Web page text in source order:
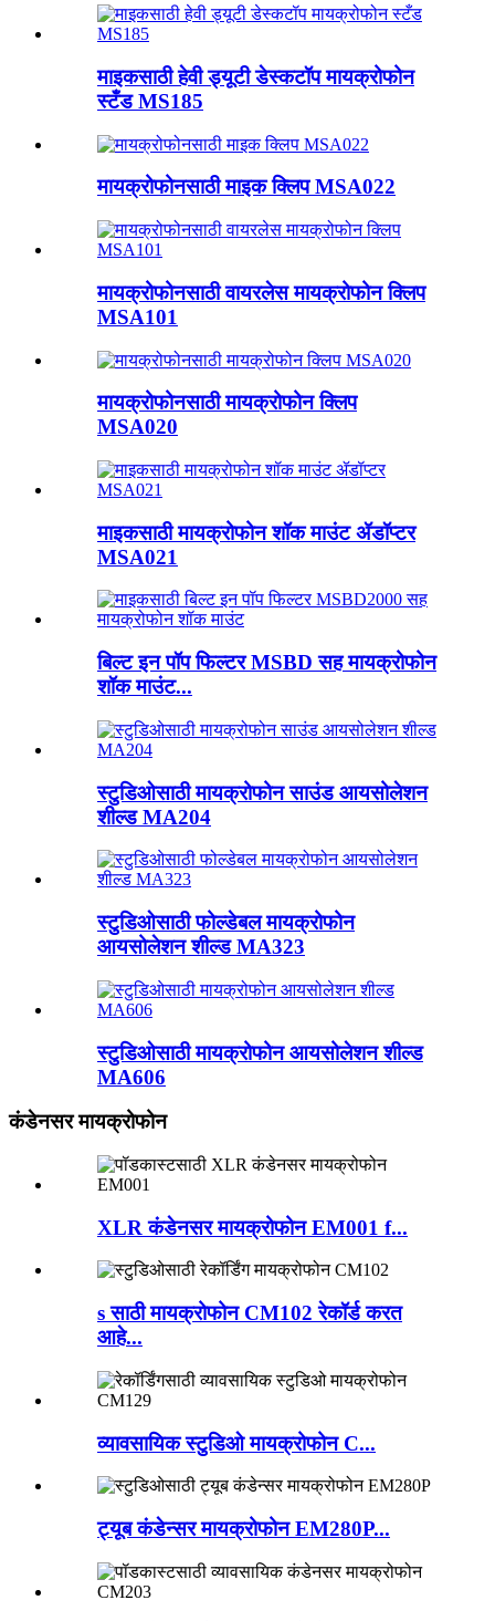
माइकसाठी हेवी ड्यूटी डेस्कटॉप मायक्रोफोन
स्टँड MS185
मायक्रोफोनसाठी माइक क्लिप MSA022
मायक्रोफोनसाठी वायरलेस मायक्रोफोन क्लिप
MSA101
मायक्रोफोनसाठी मायक्रोफोन क्लिप
MSA020
माइकसाठी मायक्रोफोन शॉक माउंट ॲडॉप्टर
MSA021
बिल्ट इन पॉप फिल्टर MSBD सह मायक्रोफोन
शॉक माउंट...
स्टुडिओसाठी मायक्रोफोन साउंड आयसोलेशन
शील्ड MA204
स्टुडिओसाठी फोल्डेबल मायक्रोफोन
आयसोलेशन शील्ड MA323
स्टुडिओसाठी मायक्रोफोन आयसोलेशन शील्ड
MA606
कंडेनसर मायक्रोफोन
XLR कंडेनसर मायक्रोफोन EM001 f...
s साठी मायक्रोफोन CM102 रेकॉर्ड करत
आहे...
व्यावसायिक स्टुडिओ मायक्रोफोन C...
ट्यूब कंडेन्सर मायक्रोफोन EM280P...